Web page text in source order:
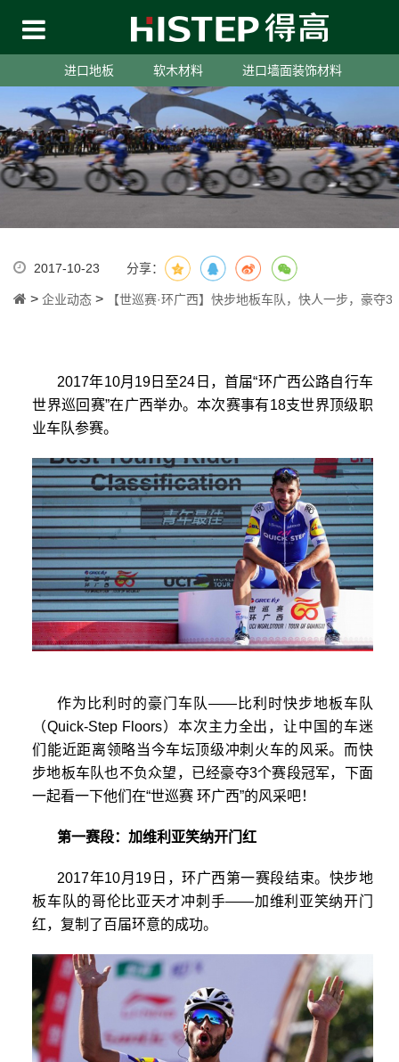
进口地板 软木材料 进口墙面装饰材料
2017-10-23 分享：
> 企业动态 > 【世巡赛·环广西】快步地板车队，快人一步，豪夺3
2017年10月19日至24日，首届“环广西公路自行车
世界巡回赛”在广西举办。本次赛事有18支世界顶级职
业车队参赛。
作为比利时的豪门车队——比利时快步地板车队
（Quick-Step Floors）本次主力全出，让中国的车迷
们能近距离领略当今车坛顶级冲刺火车的风采。而快
步地板车队也不负众望，已经豪夺3个赛段冠军，下面
一起看一下他们在“世巡赛 环广西”的风采吧！
第一赛段：加维利亚笑纳开门红
2017年10月19日，环广西第一赛段结束。快步地
板车队的哥伦比亚天才冲刺手——加维利亚笑纳开门
红，复制了百届环意的成功。